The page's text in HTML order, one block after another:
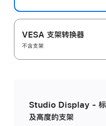
VESA 支架转换器
不含支架
Studio Display - 标
及高度的支架